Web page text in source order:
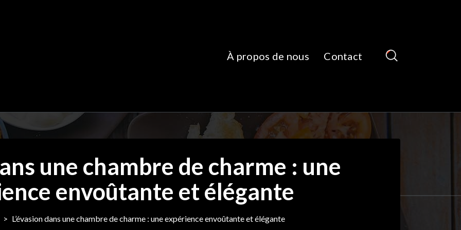
À propos de nous Contact
une chambre de charme : une
envoûtante et élégante
> L’évasion dans une chambre de charme : une expérience envoûtante et élégante